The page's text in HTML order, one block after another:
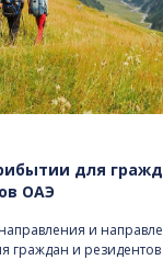
для
ОАЭ
и
граждан и